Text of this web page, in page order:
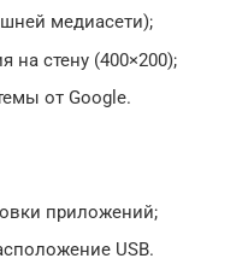
медиасети);
на стену (400×200);
от Google.
приложений;
USB.